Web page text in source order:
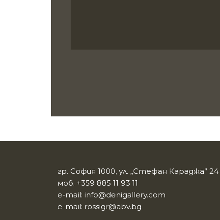
гр. София 1000, ул. „Стефан Караджа” 24
моб. +359 885 11 93 11
e-mail: info@denigallery.com
e-mail: rossigr@abv.bg